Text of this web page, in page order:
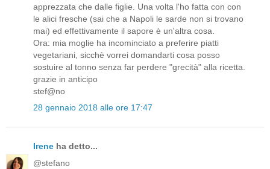
apprezzata che dalle figlie. Una volta l'ho fatta con con
le alici fresche (sai che a Napoli le sarde non si trovano
mai) ed effettivamente il sapore è un'altra cosa.
Ora: mia moglie ha incominciato a preferire piatti
vegetariani, sicchè vorrei domandarti cosa posso
sostuire al tonno senza far perdere "grecità" alla ricetta.
grazie in anticipo
stef@no
28 gennaio 2018 alle ore 17:47
Irene ha detto...
@stefano